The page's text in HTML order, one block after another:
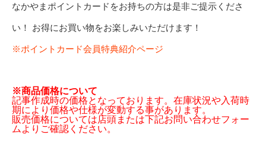
なかやまポイントカードをお持ちの方は是非ご提示くださ
い！ お得にお買い物をお楽しみいただけます！
※ポイントカード会員特典紹介ページ
※商品価格について
記事作成時の価格となっております。在庫状況や入荷時
期により価格や仕様が変動する事があります。
販売価格については店頭または下記お問い合わせフォー
ムよりご確認ください。